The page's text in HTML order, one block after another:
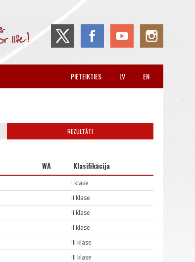
EN
LV
PIETEIKTIES
REZULTĀTI
WA Klasifikācija
I klase
II klase
II klase
II klase
III klase
III klase